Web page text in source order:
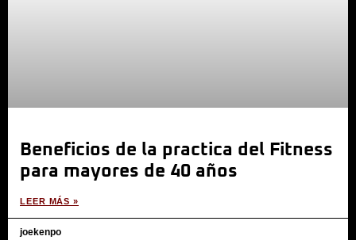
Beneficios de la practica del Fitness
para mayores de 40 años
LEER MÁS »
joekenpo